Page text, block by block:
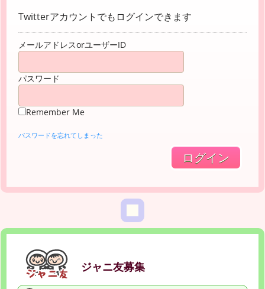
Twitterアカウントでもログインできます
メールアドレスorユーザーID
パスワード
Remember Me
パスワードを忘れてしまった
ジャニ友募集